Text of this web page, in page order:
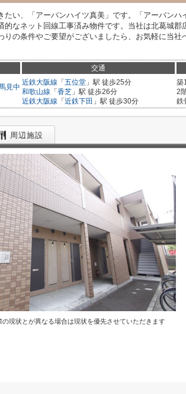
たい、「アーバンハイツ真美」です。「アーバン
的なネット回線工事済み物件です。当社は北葛城
りの条件やご要望がございましたら、お気軽に当
交通
見中
近鉄大阪線 「 五位堂 」駅 徒歩25分
和歌山線 「 香芝 」駅 徒歩26分
近鉄大阪線 「 近鉄下田 」駅 徒歩30分
築
2
鉄
周辺施設
現状とが異なる場合は現状を優先させていただきます